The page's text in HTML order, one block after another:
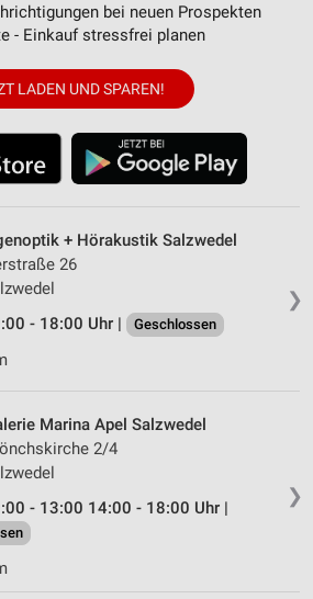
bei neuen Prospekten
- Einkauf stressfrei planen
LADEN UND SPAREN!
❯
+ Hörakustik Salzwedel
26
- 18:00 Uhr |
Geschlossen
❯
Marina Apel Salzwedel
2/4
- 13:00 14:00 - 18:00 Uhr |